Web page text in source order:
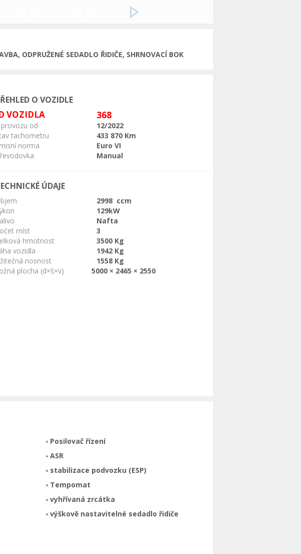
ODPRUŽENÉ SEDADLO ŘIDIČE, SHRNOVACÍ BOK
O VOZIDLE
VOZIDLA 368
provozu od
12/2022
tachometru
433 870 Km
norma
Euro VI
Manual
ÚDAJE
2998 ccm
129kW
Nafta
míst
3
hmotnost
3500 Kg
vozidla
1942 Kg
nosnost
1558 Kg
plocha (d×š×v)
5000 × 2465 × 2550
Posilovač řízení
ASR
stabilizace podvozku (ESP)
Tempomat
vyhřívaná zrcátka
výškově nastavitelné sedadlo řidiče